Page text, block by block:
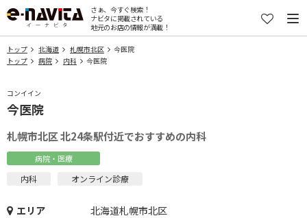
さぁ、今すぐ検索！
ナビタに掲載されている
地元のお店の情報が満載！
トップ 北海道 札幌市北区
今医院
トップ
病院 内科 今医院
コンイイン
今医院
札幌市北区 北24条駅付近でおすすめの内科
病院・医療
内科 オンライン診療
エリア
北海道札幌市北区